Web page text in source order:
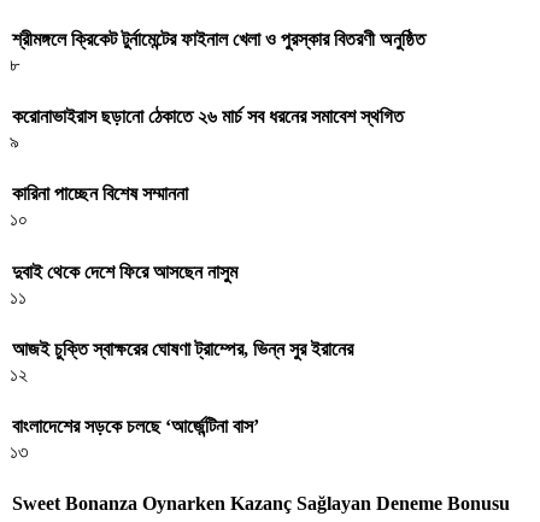
শ্রীমঙ্গলে ক্রিকেট টুর্নামেন্টের ফাইনাল খেলা ও পুরস্কার বিতরণী অনুষ্ঠিত
৮
করোনাভাইরাস ছড়ানো ঠেকাতে ২৬ মার্চ সব ধরনের সমাবেশ স্থগিত
৯
কারিনা পাচ্ছেন বিশেষ সম্মাননা
১০
দুবাই থেকে দেশে ফিরে আসছেন নাসুম
১১
আজই চুক্তি স্বাক্ষরের ঘোষণা ট্রাম্পের, ভিন্ন সুর ইরানের
১২
বাংলাদেশের সড়কে চলছে ‘আর্জেন্টিনা বাস’
১৩
Sweet Bonanza Oynarken Kazanç Sağlayan Deneme Bonusu